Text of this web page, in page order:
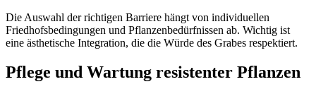
Die Auswahl der richtigen Barriere hängt von individuellen
Friedhofsbedingungen und Pflanzenbedürfnissen ab. Wichtig ist
eine ästhetische Integration, die die Würde des Grabes respektiert.
Pflege und Wartung resistenter Pflanzen